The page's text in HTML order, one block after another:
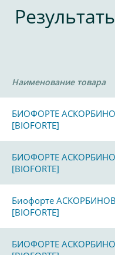
Наименование товара
БИОФОРТЕ
[BIOFORTE]
БИОФОРТЕ
[BIOFORTE]
Биофорте
[BIOFORTE]
БИОФОРТЕ